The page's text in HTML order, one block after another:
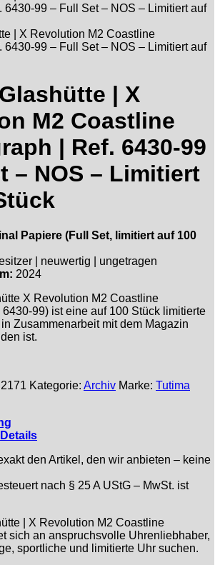
| X
M2 Coastline
| Ref. 6430-99
– NOS – Limitiert
Papiere (Full Set, limitiert auf 100
| neuwertig | ungetragen
2024
X Revolution M2 Coastline
99) ist eine auf 100 Stück limitierte
Zusammenarbeit mit dem Magazin
ist.
Kategorie: Archiv Marke: Tutima
den Artikel, den wir anbieten – keine
nach § 25 A UStG – MwSt. ist
| X Revolution M2 Coastline
sich an anspruchsvolle Uhrenliebhaber,
sportliche und limitierte Uhr suchen.